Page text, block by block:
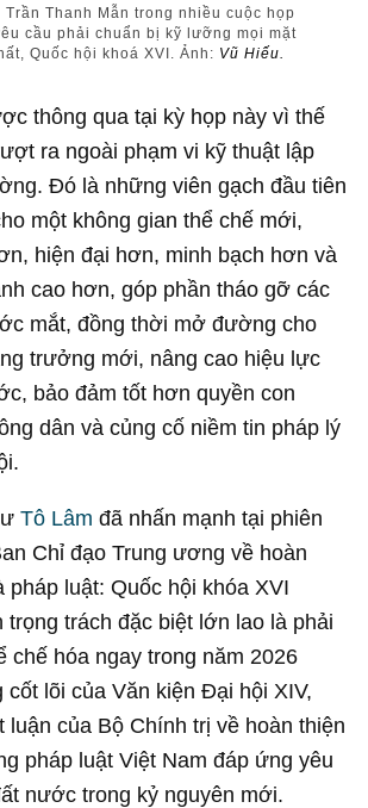
Thanh Mẫn trong nhiều cuộc họp
cầu phải chuẩn bị kỹ lưỡng mọi mặt
Quốc hội khoá XVI. Ảnh: Vũ Hiếu.
thông qua tại kỳ họp này vì thế
ra ngoài phạm vi kỹ thuật lập
Đó là những viên gạch đầu tiên
một không gian thể chế mới,
hiện đại hơn, minh bạch hơn và
cao hơn, góp phần tháo gỡ các
mắt, đồng thời mở đường cho
trưởng mới, nâng cao hiệu lực
bảo đảm tốt hơn quyền con
dân và củng cố niềm tin pháp lý
Tô Lâm đã nhấn mạnh tại phiên
Chỉ đạo Trung ương về hoàn
pháp luật: Quốc hội khóa XVI
trọng trách đặc biệt lớn lao là phải
chế hóa ngay trong năm 2026
cốt lõi của Văn kiện Đại hội XIV,
luận của Bộ Chính trị về hoàn thiện
pháp luật Việt Nam đáp ứng yêu
nước trong kỷ nguyên mới.